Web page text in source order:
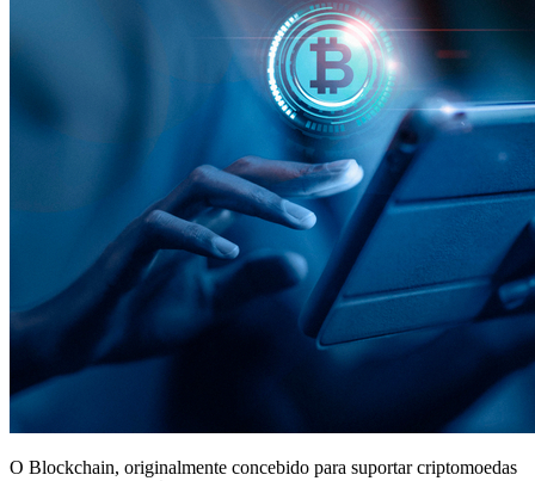
O Blockchain, originalmente concebido para suportar criptomoedas